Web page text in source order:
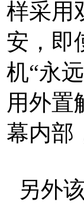
样采用
安，即
机“永
用外置
幕内部
另外